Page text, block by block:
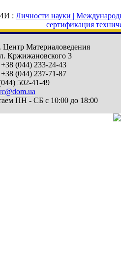
: Личности науки |
сертификация
Центр Материаловедения
Кржижановского 3
+38 (044) 233-24-43
+38 (044) 237-71-87
502-41-49
ПН - СБ с 10:00 до 18:00